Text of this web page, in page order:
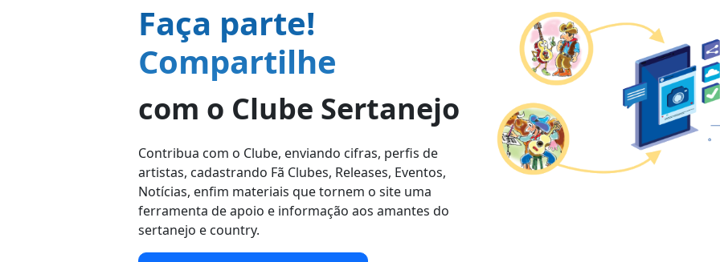
Faça parte!
Compartilhe
com o Clube Sertanejo
Contribua com o Clube, enviando cifras, perfis de
artistas, cadastrando Fã Clubes, Releases, Eventos,
Notícias, enfim materiais que tornem o site uma
ferramenta de apoio e informação aos amantes do
sertanejo e country.